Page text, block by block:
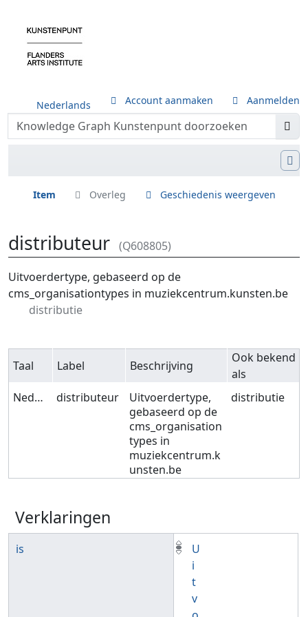
Nederlands Account aanmaken Aanmelden
Item Overleg Geschiedenis weergeven
distributeur (Q608805)
Ga naar:navigatie,zoeken
Uitvoerdertype, gebaseerd op de
cms_organisationtypes in muziekcentrum.kunsten.be
distributie
Taal Label Beschrijving
Ook bekend
als
Nederlands
distributeur
Uitvoerdertype,
gebaseerd op de
cms_organisation
types in
muziekcentrum.k
unsten.be
distributie
Verklaringen
is
U
i
t
v